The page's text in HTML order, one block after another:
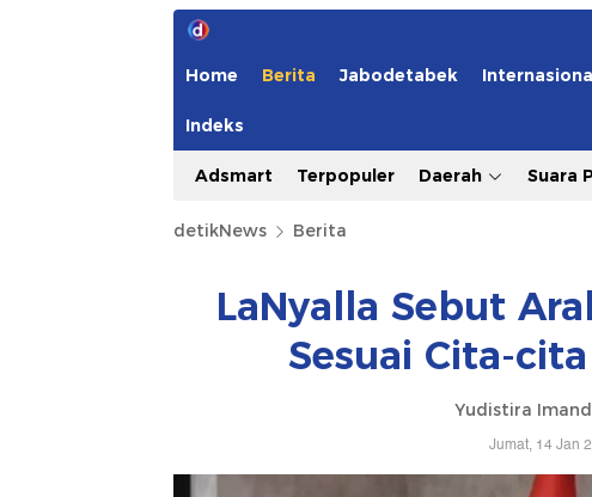
Home Berita Jabodetabek
Indeks
Adsmart Terpopuler Daerah Suara
detikNews Berita
LaNyalla Sebut
Sesuai Cita-
Yudistira
Jumat, 14 Jan